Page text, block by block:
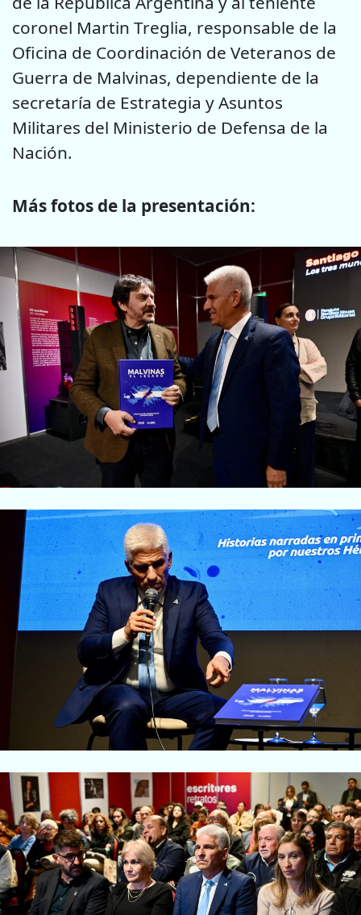
coronel Martin Treglia, responsable de la
Oficina de Coordinación de Veteranos de
Guerra de Malvinas, dependiente de la
secretaría de Estrategia y Asuntos
Militares del Ministerio de Defensa de la
Nación.
Más fotos de la presentación: